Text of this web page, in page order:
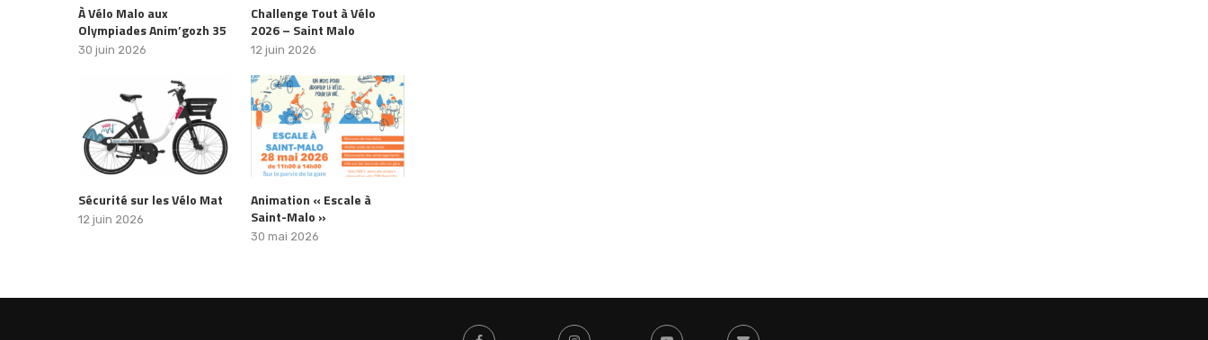
À Vélo Malo aux
Olympiades Anim’gozh 35
Challenge Tout à Vélo
2026 – Saint Malo
Sécurité sur les Vélo Mat
Animation « Escale à
Saint-Malo »